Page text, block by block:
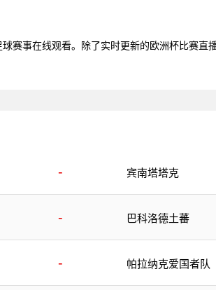
赛事在线观看。除了实时更新的欧洲杯比赛直
- 宾南塔塔克
- 巴科洛德土蕃
- 帕拉纳克爱国者队